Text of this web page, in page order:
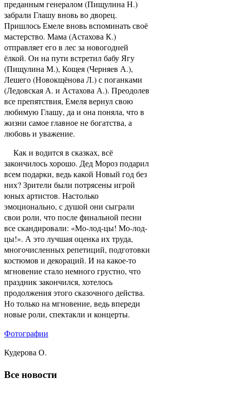
преданным генералом (Пищулина Н.)
забрали Глашу вновь во дворец.
Пришлось Емеле вновь вспоминать своё
мастерство. Мама (Астахова К.)
отправляет его в лес за новогодней
ёлкой. Он на пути встретил бабу Ягу
(Пищулина М.), Кощея (Черняев А.),
Лешего (Новокщёнова Л.) с поганками
(Ледовская А. и Астахова А.). Преодолев
все препятствия, Емеля вернул свою
любимую Глашу, да и она поняла, что в
жизни самое главное не богатства, а
любовь и уважение.
Как и водится в сказках, всё
закончилось хорошо. Дед Мороз подарил
всем подарки, ведь какой Новый год без
них? Зрители были потрясены игрой
юных артистов. Настолько
эмоционально, с душой они сыграли
свои роли, что после финальной песни
все скандировали: «Мо-лод-цы! Мо-лод-
цы!». А это лучшая оценка их труда,
многочисленных репетиций, подготовки
костюмов и декораций. И на какое-то
мгновение стало немного грустно, что
праздник закончился, хотелось
продолжения этого сказочного действа.
Но только на мгновение, ведь впереди
новые роли, спектакли и концерты.
Фотографии
Кудерова О.
Все новости